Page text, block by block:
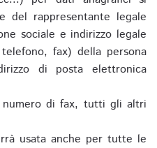
del rappresentante legale
sociale e indirizzo legale
fax) della persona
di posta elettronica
numero di fax, tutti gli altri
usata anche per tutte le